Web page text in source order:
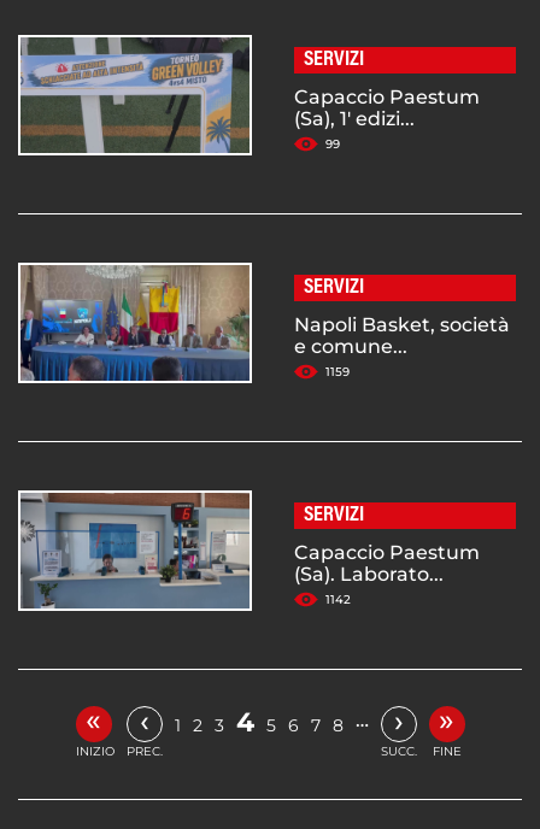
SERVIZI
Capaccio Paestum
(Sa), 1' edizi...
99
SERVIZI
Napoli Basket, società
e comune...
1159
SERVIZI
Capaccio Paestum
(Sa). Laborato...
1142
«
INIZIO
‹
PREC.
1 2 3 4 5 6 7 8 … ›
SUCC.
»
FINE